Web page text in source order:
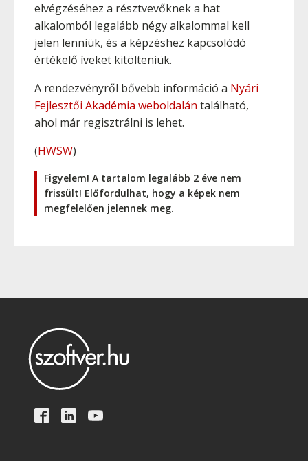
elvégzéséhez a résztvevőknek a hat
alkalomból legalább négy alkalommal kell
jelen lenniük, és a képzéshez kapcsolódó
értékelő íveket kitölteniük.
A rendezvényről bővebb információ a Nyári
Fejlesztői Akadémia weboldalán található,
ahol már regisztrálni is lehet.
(HWSW)
Figyelem! A tartalom legalább 2 éve nem
frissült! Előfordulhat, hogy a képek nem
megfelelően jelennek meg.